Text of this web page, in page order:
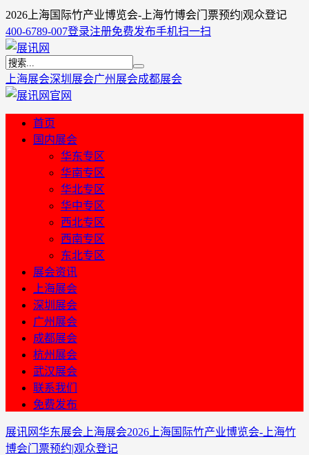
2026上海国际竹产业博览会-上海竹博会门票预约|观众登记
400-6789-007登录注册免费发布手机扫一扫
上海展会深圳展会广州展会成都展会
首页
国内展会
华东专区
华南专区
华北专区
华中专区
西北专区
西南专区
东北专区
展会资讯
上海展会
深圳展会
广州展会
成都展会
杭州展会
武汉展会
联系我们
免费发布
展讯网华东展会 上海展会2026上海国际竹产业博览会-上海竹
博会门票预约|观众登记